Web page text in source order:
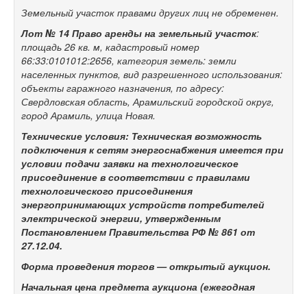
Земельный участок правами других лиц не обременен.
Лот № 14 Право аренды на земельный участок:
площадь 26 кв. м, кадастровый номер
66:33:0101012:2656, категория земель: земли
населенных пунктов, вид разрешенного использования:
объекты гаражного назначения, по адресу:
Свердловская область, Арамильский городской округ,
город Арамиль, улица Новая.
Технические условия: Техническая возможность
подключения к сетям энергоснабжения имеется при
условии подачи заявки на технологическое
присоединение в соответствии с правилами
технологического присоединения
энергопринимающих устройств потребителей
электрической энергии, утвержденным
Постановлением Правительства РФ № 861 от
27.12.04.
Форма проведения торгов — открытый аукцион.
Начальная цена предмета аукциона (ежегодная